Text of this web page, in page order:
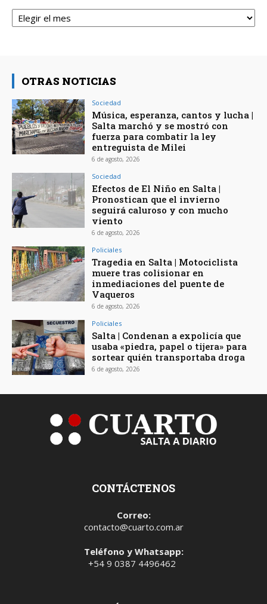
Archivos
OTRAS NOTICIAS
Sociedad
Música, esperanza, cantos y lucha |
Salta marchó y se mostró con
fuerza para combatir la ley
entreguista de Milei
6 de agosto, 2026
Sociedad
Efectos de El Niño en Salta |
Pronostican que el invierno
seguirá caluroso y con mucho
viento
6 de agosto, 2026
Policiales
Tragedia en Salta | Motociclista
muere tras colisionar en
inmediaciones del puente de
Vaqueros
6 de agosto, 2026
Policiales
Salta | Condenan a expolicía que
usaba «piedra, papel o tijera» para
sortear quién transportaba droga
6 de agosto, 2026
CONTÁCTENOS
Correo:
contacto@cuarto.com.ar
Teléfono y Whatsapp:
+54 9 0387 4496462